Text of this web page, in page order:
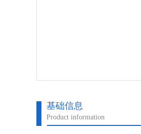
基础信息
Product information